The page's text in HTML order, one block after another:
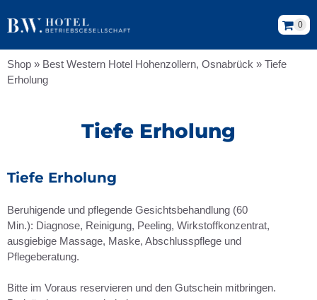
0
Shop » Best Western Hotel Hohenzollern, Osnabrück » Tiefe
Erholung
Tiefe Erholung
Tiefe Erholung
Beruhigende und pflegende Gesichtsbehandlung (60
Min.): Diagnose, Reinigung, Peeling, Wirkstoffkonzentrat,
ausgiebige Massage, Maske, Abschlusspflege und
Pflegeberatung.
Bitte im Voraus reservieren und den Gutschein mitbringen.